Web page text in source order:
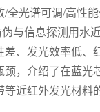
/全光谱可调/高性
与信息探测用水
差、发光效率低、
颈，介绍了在蓝光
等近红外发光材料